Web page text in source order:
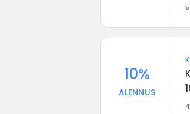
10%
ALENNUS